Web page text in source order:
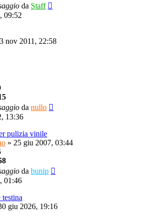
da Staff
09:52
nov 2011, 22:58
da nullo
13:36
pulizia vinile
» 25 giu 2007, 03:44
da bunip
01:46
testina
giu 2026, 19:16